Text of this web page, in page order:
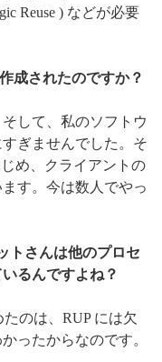
Reuse ) などが必要
成されたのですか？
して、私のソフトウ
ぎませんでした。そ
め、クライアントの
す。今は数人でやっ
トさんは他のプロセ
るんですよね？
のは、RUP には欠
ったからなのです。